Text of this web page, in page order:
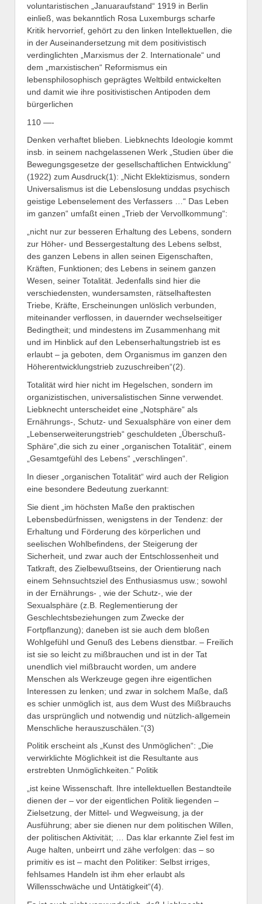
voluntaristischen „Januaraufstand“ 1919 in Berlin
einließ, was bekanntlich Rosa Luxemburgs scharfe
Kritik hervorrief, gehört zu den linken Intellektuellen, die
in der Auseinandersetzung mit dem positivistisch
verdinglichten „Marxismus der 2. Internationale“ und
dem „marxistischen“ Reformismus ein
lebensphilosophisch geprägtes Weltbild entwickelten
und damit wie ihre positivistischen Antipoden dem
bürgerlichen
110 —-
Denken verhaftet blieben. Liebknechts Ideologie kommt
insb. in seinem nachgelassenen Werk „Studien über die
Bewegungsgesetze der gesellschaftlichen Entwicklung“
(1922) zum Ausdruck(1): „Nicht Eklektizismus, sondern
Universalismus ist die Lebenslosung unddas psychisch
geistige Lebenselement des Verfassers …“ Das Leben
im ganzen“ umfaßt einen „Trieb der Vervollkommung“:
„nicht nur zur besseren Erhaltung des Lebens, sondern
zur Höher- und Bessergestaltung des Lebens selbst,
des ganzen Lebens in allen seinen Eigenschaften,
Kräften, Funktionen; des Lebens in seinem ganzen
Wesen, seiner Totalität. Jedenfalls sind hier die
verschiedensten, wundersamsten, rätselhaftesten
Triebe, Kräfte, Erscheinungen unlöslich verbunden,
miteinander verflossen, in dauernder wechselseitiger
Bedingtheit; und mindestens im Zusammenhang mit
und im Hinblick auf den Lebenserhaltungstrieb ist es
erlaubt – ja geboten, dem Organismus im ganzen den
Höherentwicklungstrieb zuzuschreiben“(2).
Totalität wird hier nicht im Hegelschen, sondern im
organizistischen, universalistischen Sinne verwendet.
Liebknecht unterscheidet eine „Notsphäre“ als
Ernährungs-, Schutz- und Sexualsphäre von einer dem
„Lebenserweiterungstrieb“ geschuldeten „Überschuß-
Sphäre“,die sich zu einer „organischen Totalität“, einem
„Gesamtgefühl des Lebens“ „verschlingen“.
In dieser „organischen Totalität“ wird auch der Religion
eine besondere Bedeutung zuerkannt:
Sie dient „im höchsten Maße den praktischen
Lebensbedürfnissen, wenigstens in der Tendenz: der
Erhaltung und Förderung des körperlichen und
seelischen Wohlbefindens, der Steigerung der
Sicherheit, und zwar auch der Entschlossenheit und
Tatkraft, des Zielbewußtseins, der Orientierung nach
einem Sehnsuchtsziel des Enthusiasmus usw.; sowohl
in der Ernährungs- , wie der Schutz-, wie der
Sexualsphäre (z.B. Reglementierung der
Geschlechtsbeziehungen zum Zwecke der
Fortpflanzung); daneben ist sie auch dem bloßen
Wohlgefühl und Genuß des Lebens dienstbar. – Freilich
ist sie so leicht zu mißbrauchen und ist in der Tat
unendlich viel mißbraucht worden, um andere
Menschen als Werkzeuge gegen ihre eigentlichen
Interessen zu lenken; und zwar in solchem Maße, daß
es schier unmöglich ist, aus dem Wust des Mißbrauchs
das ursprünglich und notwendig und nützlich-allgemein
Menschliche herauszuschälen.“(3)
Politik erscheint als „Kunst des Unmöglichen“: „Die
verwirklichte Möglichkeit ist die Resultante aus
erstrebten Unmöglichkeiten.“ Politik
„ist keine Wissenschaft. Ihre intellektuellen Bestandteile
dienen der – vor der eigentlichen Politik liegenden –
Zielsetzung, der Mittel- und Wegweisung, ja der
Ausführung; aber sie dienen nur dem politischen Willen,
der politischen Aktivität; … Das klar erkannte Ziel fest im
Auge halten, unbeirrt und zähe verfolgen: das – so
primitiv es ist – macht den Politiker: Selbst irriges,
fehlsames Handeln ist ihm eher erlaubt als
Willensschwäche und Untätigkeit“(4).